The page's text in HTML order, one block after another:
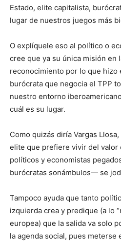
Estado, elite capitalista,
lugar de nuestros juegos más
O explíquele eso al político o
cree que ya su única misión en
reconocimiento por lo que hizo
burócrata que negocia el TPP
nuestro entorno
cuál es su lugar.
Como quizás diría Vargas
elite que prefiere vivir del valor
políticos y economistas
burócratas sonámbulos― se
Tampoco ayuda que tanto
izquierda crea y predique (a lo
europea) que la salida va solo
la agenda social, pues meterse